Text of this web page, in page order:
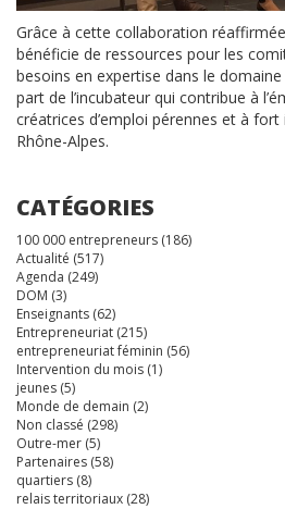
Grâce à cette collaboration
bénéficie de ressources pour les
besoins en expertise dans le
part de l’incubateur qui contribue à
créatrices d’emploi pérennes et à
Rhône-Alpes.
CATÉGORIES
100 000 entrepreneurs (186)
Actualité (517)
Agenda (249)
DOM (3)
Enseignants (62)
Entrepreneuriat (215)
entrepreneuriat féminin (56)
Intervention du mois (1)
jeunes (5)
Monde de demain (2)
Non classé (298)
Outre-mer (5)
Partenaires (58)
quartiers (8)
relais territoriaux (28)